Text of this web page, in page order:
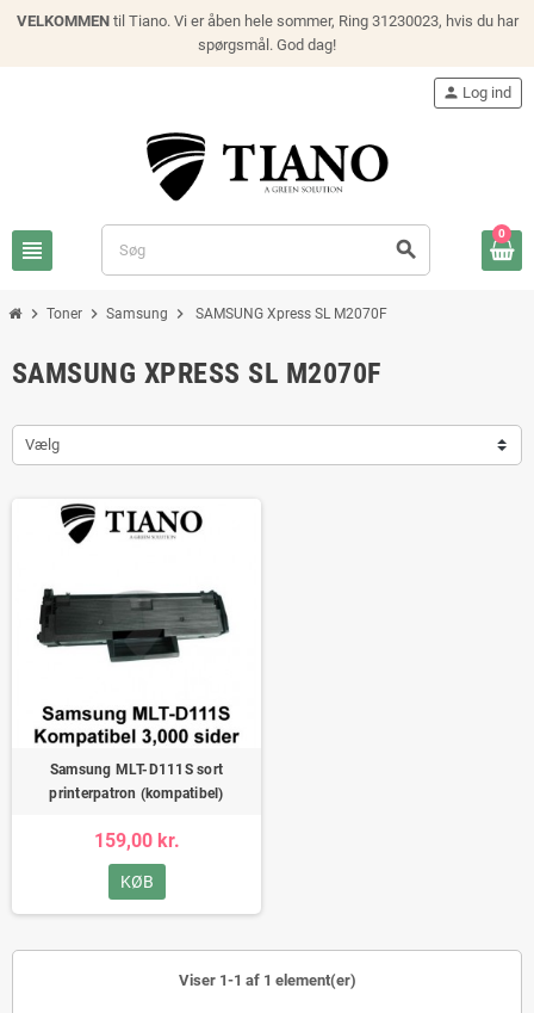
VELKOMMENtil Tiano. Vi er åben hele sommer, Ring 31230023, hvis du har
spørgsmål. God dag!
view_headline search
person Log ind
0
chevron_right Toner chevron_right Samsung chevron_right SAMSUNG Xpress SL M2070F
SAMSUNG XPRESS SL M2070F
Vælg
Samsung MLT-D111S sort
printerpatron (kompatibel)
159,00 kr.
KØB
Viser 1-1 af 1 element(er)